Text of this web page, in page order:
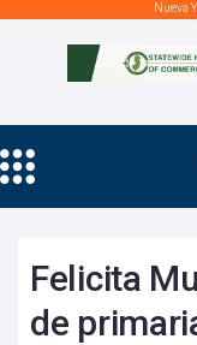
Nueva
Felicita
de